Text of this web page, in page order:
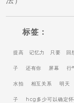
标签：
提高 记忆力 只要 回
子 还有你 屏幕 行
水拍 相互关系 明天
子 hcg多少可以确定怀